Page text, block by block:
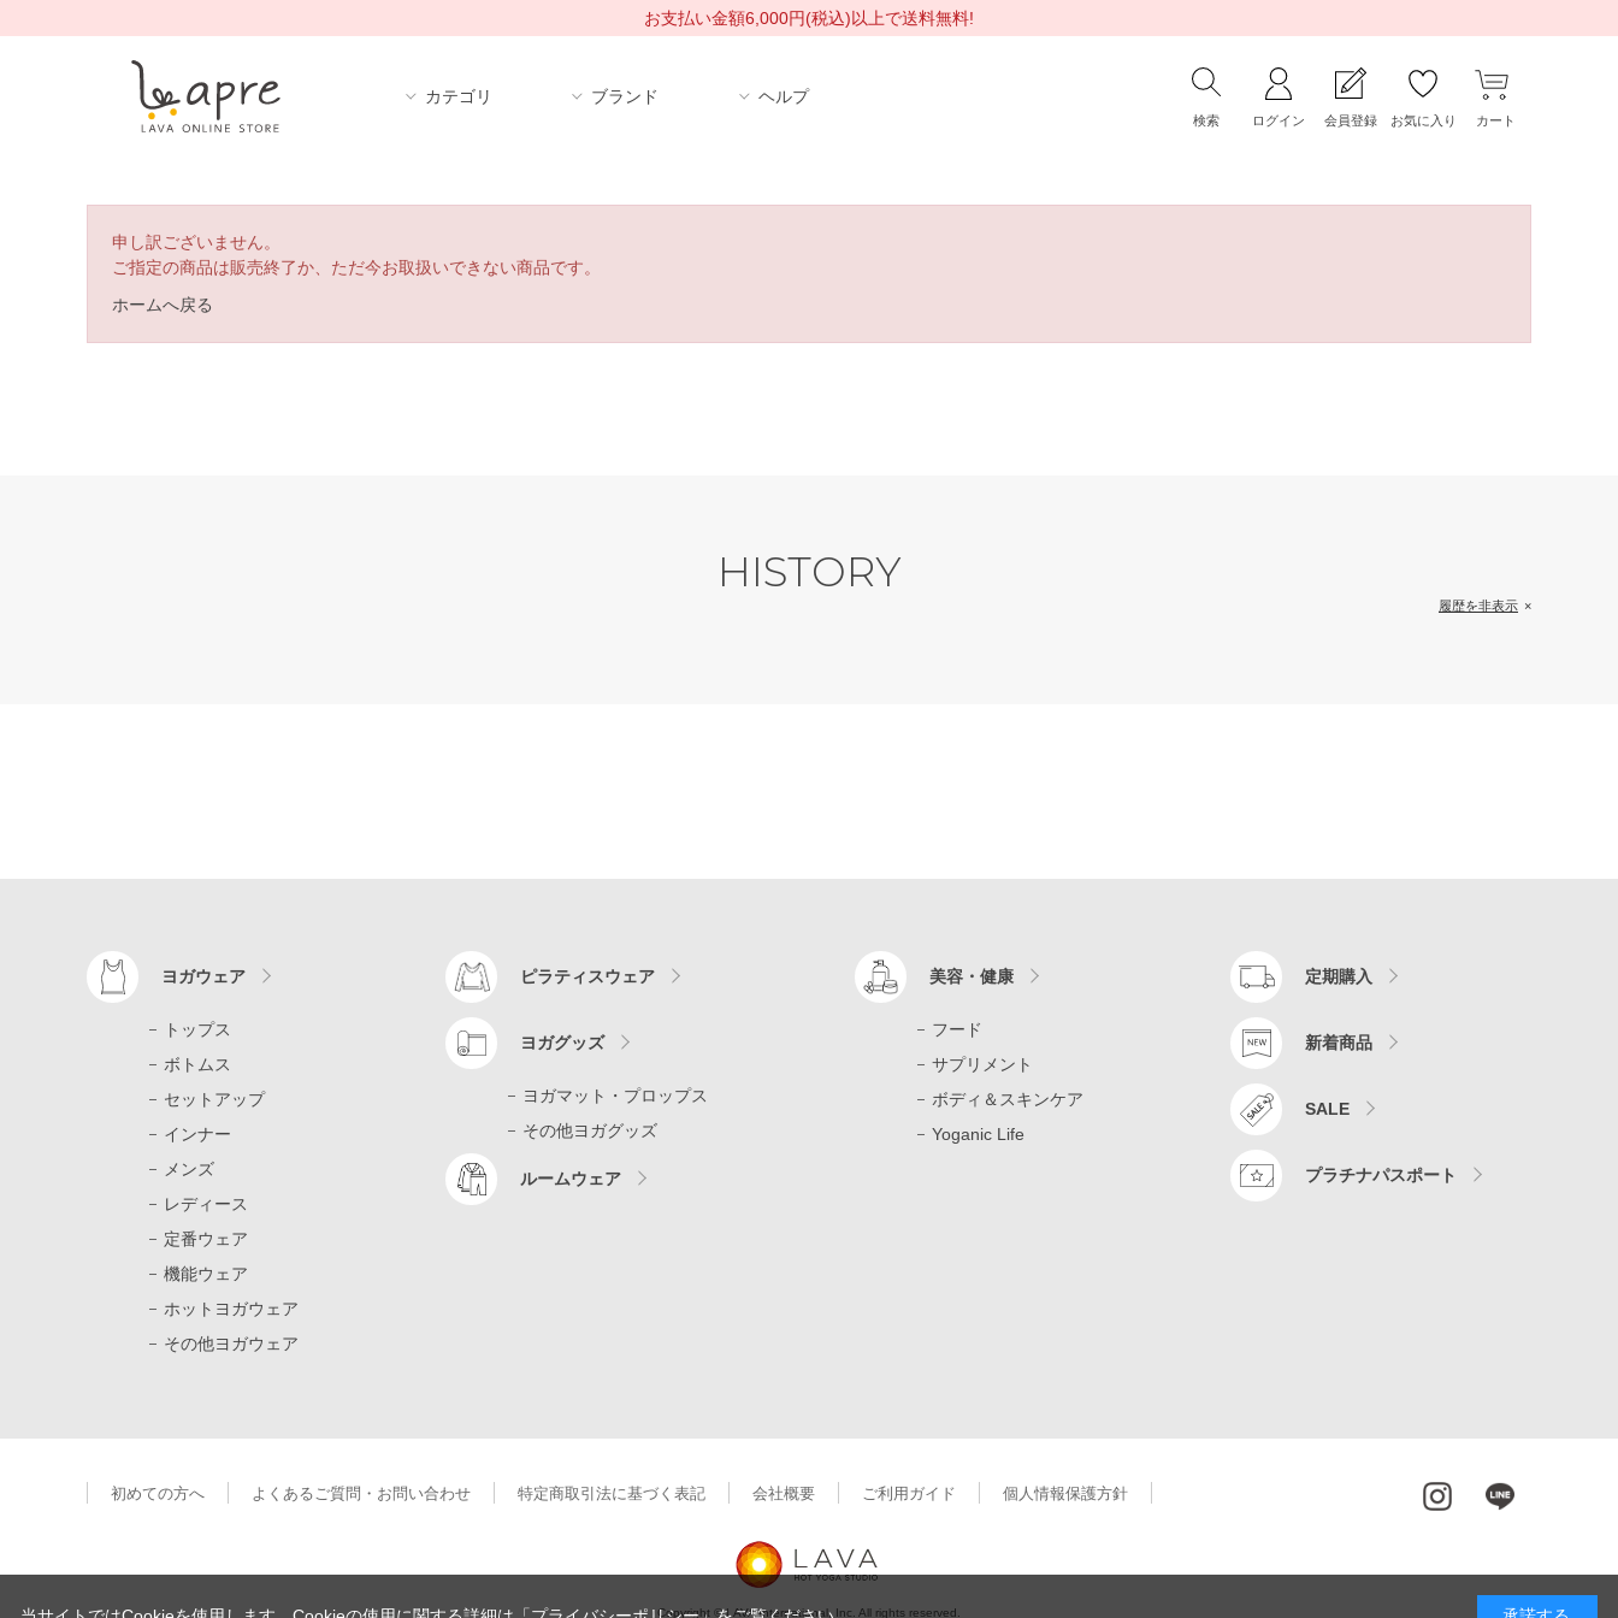
お支払い金額6,000円(税込)以上で送料無料!
カテゴリ ブランド ヘルプ
検索 ログイン 会員登録 お気に入り カート
申し訳ございません。
ご指定の商品は販売終了か、ただ今お取扱いできない商品です。
ホームへ戻る
HISTORY
履歴を非表示
ヨガウェア
トップス
ボトムス
セットアップ
インナー
メンズ
レディース
定番ウェア
機能ウェア
ホットヨガウェア
その他ヨガウェア
ピラティスウェア
ヨガグッズ
ヨガマット・プロップス
その他ヨガグッズ
ルームウェア
美容・健康
フード
サプリメント
ボディ＆スキンケア
Yoganic Life
定期購入
新着商品
SALE
プラチナパスポート
初めての方へ よくあるご質問・お問い合わせ 特定商取引法に基づく表記 会社概要 ご利用ガイド 個人情報保護方針
Copyright © LAVA International, Inc. All rights reserved.